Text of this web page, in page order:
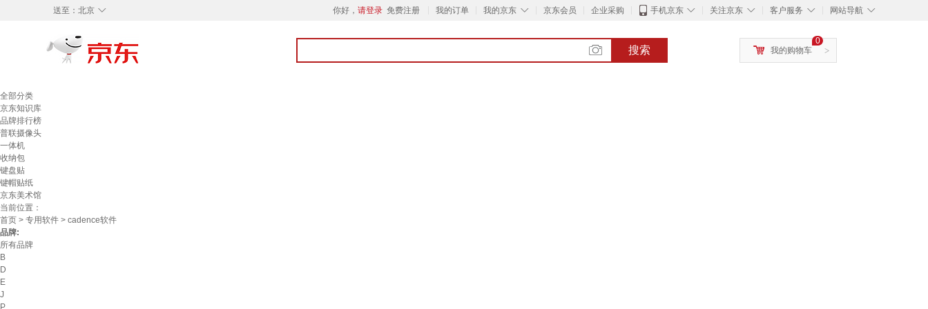
◇
送至： 北京 你好， 请登录 免费注册 我的订单 ◇
我的京东 京东会员 企业采购 ◇
手机京东 ◇
关注京东 ◇
客户服务 ◇
网站导航
搜索 >
0
我的购物车
全部分类
京东知识库
品牌排行榜
普联摄像头
一体机
收纳包
键盘贴
键帽贴纸
京东美术馆
当前位置：
首页 > 专用软件 > cadence软件
品牌:
所有品牌
B
D
E
J
P